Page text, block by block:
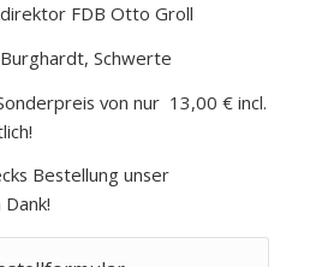
FDB Otto Groll
Schwerte
von nur 13,00 € incl.
Bestellung unser